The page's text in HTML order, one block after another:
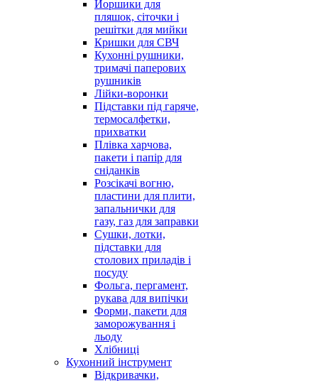
Йоршики для
пляшок, сіточки і
решітки для мийки
Кришки для СВЧ
Кухонні рушники,
тримачі паперових
рушників
Лійки-воронки
Підставки під гаряче,
термосалфетки,
прихватки
Плівка харчова,
пакети і папір для
сніданків
Розсікачі вогню,
пластини для плити,
запальнички для
газу, газ для заправки
Сушки, лотки,
підставки для
столових приладів і
посуду
Фольга, пергамент,
рукава для випічки
Форми, пакети для
заморожування і
льоду
Хлібниці
Кухонний інструмент
Відкривачки,